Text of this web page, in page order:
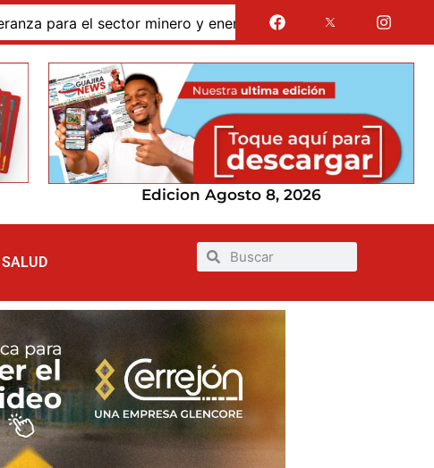
y energético de La Guajira tras anuncio del presidente
Edicion Agosto 8, 2026
SALUD